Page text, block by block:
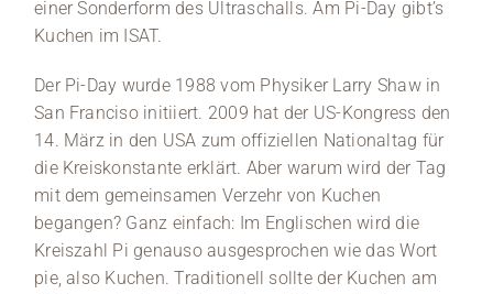
einer Sonderform des Ultraschalls. Am Pi-Day gibt’s
Kuchen im ISAT.
Der Pi-Day wurde 1988 vom Physiker Larry Shaw in
San Franciso initiiert. 2009 hat der US-Kongress den
14. März in den USA zum offiziellen Nationaltag für
die Kreiskonstante erklärt. Aber warum wird der Tag
mit dem gemeinsamen Verzehr von Kuchen
begangen? Ganz einfach: Im Englischen wird die
Kreiszahl Pi genauso ausgesprochen wie das Wort
pie, also Kuchen. Traditionell sollte der Kuchen am